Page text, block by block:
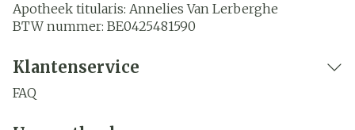
Apotheek titularis: Annelies Van Lerberghe
BTW nummer: BE0425481590
Klantenservice
FAQ